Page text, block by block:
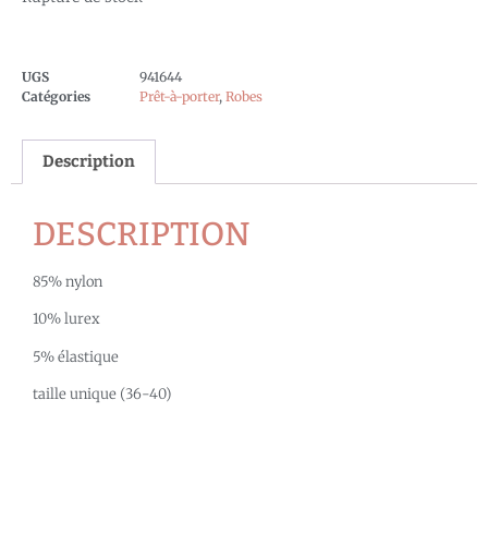
UGS
941644
Catégories
Prêt-à-porter, Robes
Description
DESCRIPTION
85% nylon
10% lurex
5% élastique
taille unique (36-40)